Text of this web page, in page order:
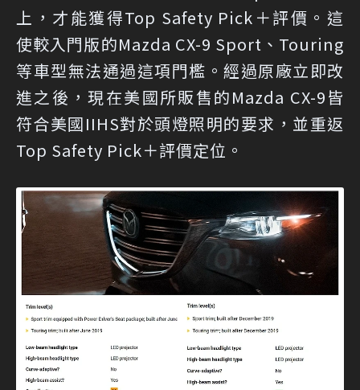
上，才能獲得Top Safety Pick＋評價。這
使較入門版的Mazda CX-9 Sport、Touring
等車型無法通過這項門檻。經過原廠立即改
進之後，現在美國所販售的Mazda CX-9皆
符合美國IIHS對於頭燈照明的要求，並重返
Top Safety Pick＋評價定位。